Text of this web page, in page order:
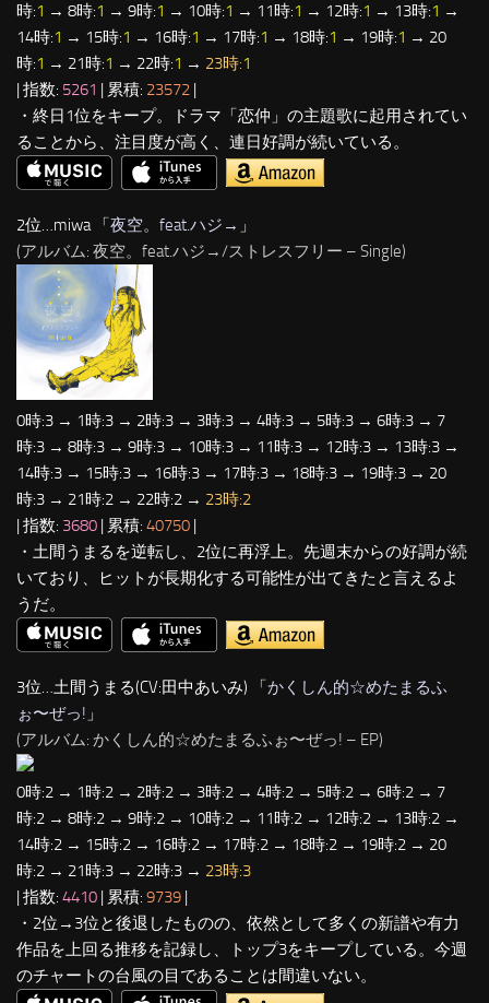
時:1 → 8時:1 → 9時:1 → 10時:1 → 11時:1 → 12時:1 → 13時:1 →
14時:1 → 15時:1 → 16時:1 → 17時:1 → 18時:1 → 19時:1 → 20
時:1 → 21時:1 → 22時:1 → 23時:1
| 指数: 5261 | 累積: 23572 |
・終日1位をキープ。ドラマ「恋仲」の主題歌に起用されてい
ることから、注目度が高く、連日好調が続いている。
2位…miwa 「夜空。feat.ハジ→ 」
(アルバム: 夜空。feat.ハジ→/ストレスフリー – Single)
0時:3 → 1時:3 → 2時:3 → 3時:3 → 4時:3 → 5時:3 → 6時:3 → 7
時:3 → 8時:3 → 9時:3 → 10時:3 → 11時:3 → 12時:3 → 13時:3 →
14時:3 → 15時:3 → 16時:3 → 17時:3 → 18時:3 → 19時:3 → 20
時:3 → 21時:2 → 22時:2 → 23時:2
| 指数: 3680 | 累積: 40750 |
・土間うまるを逆転し、2位に再浮上。先週末からの好調が続
いており、ヒットが長期化する可能性が出てきたと言えるよ
うだ。
3位…土間うまる(CV:田中あいみ) 「 かくしん的☆めたまるふ
ぉ〜ぜっ! 」
(アルバム: かくしん的☆めたまるふぉ〜ぜっ! – EP)
0時:2 → 1時:2 → 2時:2 → 3時:2 → 4時:2 → 5時:2 → 6時:2 → 7
時:2 → 8時:2 → 9時:2 → 10時:2 → 11時:2 → 12時:2 → 13時:2 →
14時:2 → 15時:2 → 16時:2 → 17時:2 → 18時:2 → 19時:2 → 20
時:2 → 21時:3 → 22時:3 → 23時:3
| 指数: 4410 | 累積: 9739
・2位→3位と後退したものの、依然として多くの新譜や有力
作品を上回る推移を記録し、トップ3をキープしている。今週
のチャートの台風の目であることは間違いない。